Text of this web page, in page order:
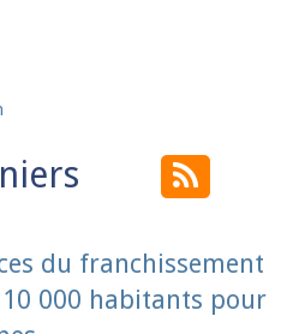
du franchissement
000 habitants pour